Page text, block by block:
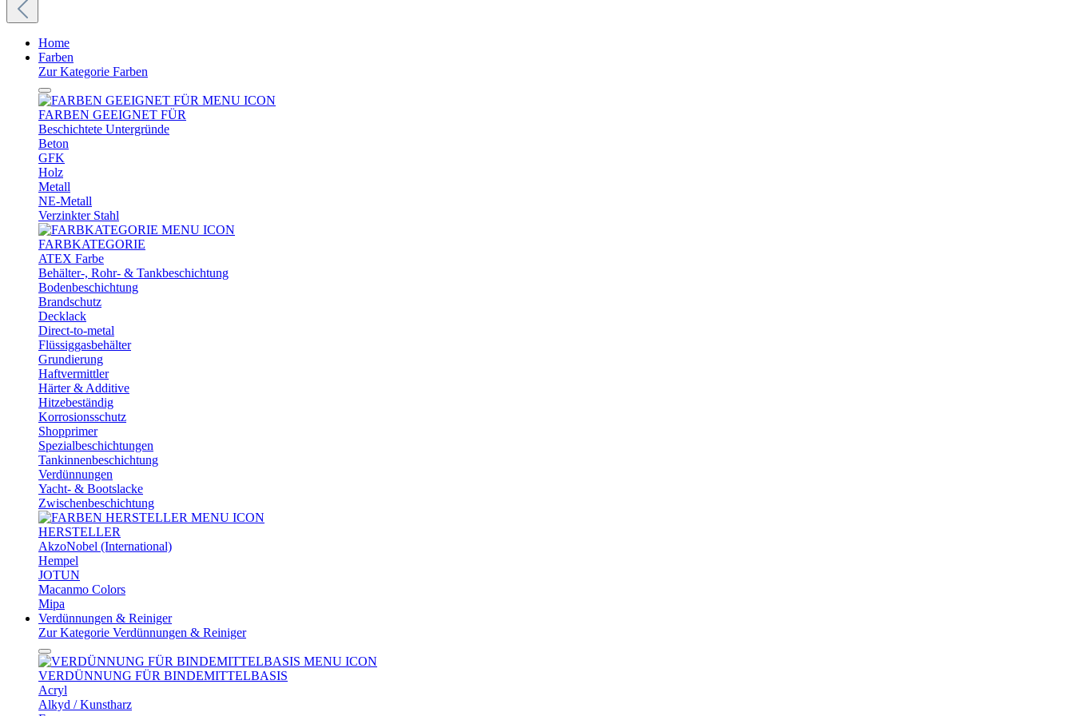
Home
Farben
Zur Kategorie Farben
FARBEN GEEIGNET FÜR
Beschichtete Untergründe
Beton
GFK
Holz
Metall
NE-Metall
Verzinkter Stahl
FARBKATEGORIE
ATEX Farbe
Behälter-, Rohr- & Tankbeschichtung
Bodenbeschichtung
Brandschutz
Decklack
Direct-to-metal
Flüssiggasbehälter
Grundierung
Haftvermittler
Härter & Additive
Hitzebeständig
Korrosionsschutz
Shopprimer
Spezialbeschichtungen
Tankinnenbeschichtung
Verdünnungen
Yacht- & Bootslacke
Zwischenbeschichtung
HERSTELLER
AkzoNobel (International)
Hempel
JOTUN
Macanmo Colors
Mipa
Verdünnungen & Reiniger
Zur Kategorie Verdünnungen & Reiniger
VERDÜNNUNG FÜR BINDEMITTELBASIS
Acryl
Alkyd / Kunstharz